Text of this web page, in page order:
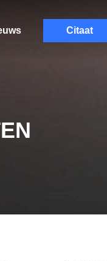
Citaat